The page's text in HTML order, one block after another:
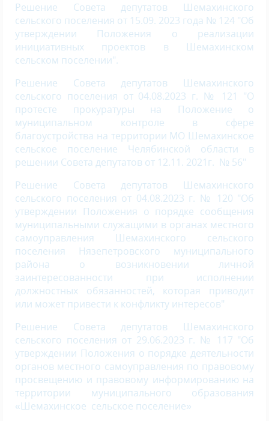
Решение Совета депутатов Шемахинского
сельского поселения от 15.09. 2023 года № 124 "Об
утверждении Положения о реализации
инициативных проектов в Шемахинском
сельском поселении".
Решение Совета депутатов Шемахинского
сельского поселения от 04.08.2023 г. № 121 "О
протесте прокуратуры на Положение о
муниципальном контроле в сфере
благоустройства на территории МО Шемахинское
сельское поселение Челябинской области в
решении Совета депутатов от 12.11. 2021г. № 56"
Решение Совета депутатов Шемахинского
сельского поселения от 04.08.2023 г. № 120 "Об
утверждении Положения о порядке сообщения
муниципальными служащими в органах местного
самоуправления Шемахинского сельского
поселения Нязепетровского муниципального
района о возникновении личной
заинтересованности при исполнении
должностных обязанностей, которая приводит
или может привести к конфликту интересов"
Решение Совета депутатов Шемахинского
сельского поселения от 29.06.2023 г. № 117 "Об
утверждении Положения о порядке деятельности
органов местного самоуправления по правовому
просвещению и правовому информированию на
территории муниципального образования
«Шемахинское сельское поселение»